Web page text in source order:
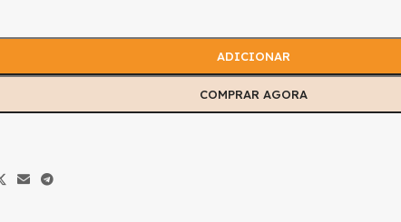
ADICIONAR
COMPRAR AGORA